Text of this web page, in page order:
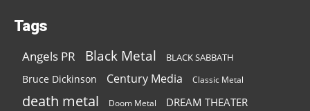
Tags
Angels PR Black Metal BLACK SABBATH
Bruce Dickinson Century Media Classic Metal
death metal Doom Metal DREAM THEATER